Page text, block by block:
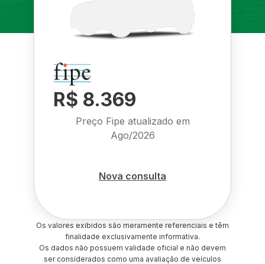
R$ 8.369
Preço Fipe atualizado em
Ago/2026
Nova consulta
Os valores exibidos são meramente referenciais e têm
finalidade exclusivamente informativa.
Os dados não possuem validade oficial e não devem
ser considerados como uma avaliação de veículos